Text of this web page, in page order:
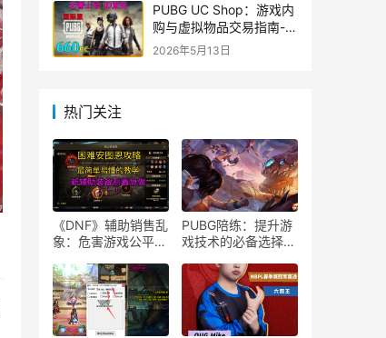
PUBG UC Shop：游戏内
购与虚拟物品交易指南-
PUBG UC Shop如何购买
2026年5月13日
热门关注
《DNF》辅助销售乱
象：危害游戏公平性
析《地下城与勇士》
辅助工具市场及其对
游戏生态的影响
PUBG陪练：提升游
戏技术的必备选择-
帮助玩家提高战斗技
巧